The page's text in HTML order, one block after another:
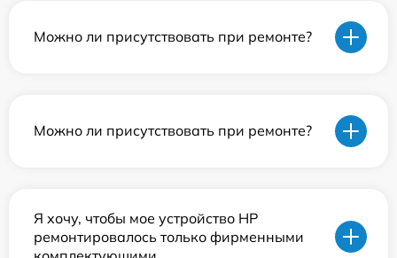
Можно ли присутствовать при ремонте?
Можно ли присутствовать при ремонте?
Я хочу, чтобы мое устройство HP
ремонтировалось только фирменными